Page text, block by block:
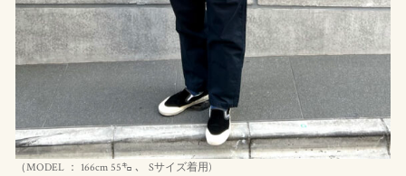
（MODEL ： 166cm 55㌔ 、 Sサイズ着用)